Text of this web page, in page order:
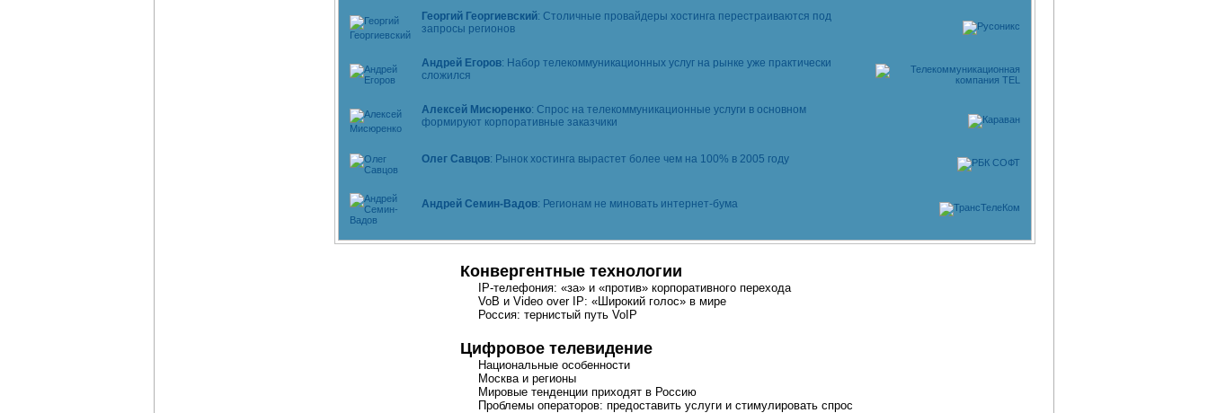
Георгий Георгиевский: Столичные провайдеры хостинга перестраиваются под
запросы регионов
Андрей Егоров: Набор телекоммуникационных услуг на рынке уже практически
сложился
Алексей Мисюренко: Спрос на телекоммуникационные услуги в основном
формируют корпоративные заказчики
Олег Савцов: Рынок хостинга вырастет более чем на 100% в 2005 году
Андрей Семин-Вадов: Регионам не миновать интернет-бума
Конвергентные технологии
IP-телефония: «за» и «против» корпоративного перехода
VoB и Video over IP: «Широкий голос» в мире
Россия: тернистый путь VoIP
Цифровое телевидение
Национальные особенности
Москва и регионы
Мировые тенденции приходят в Россию
Проблемы операторов: предоставить услуги и стимулировать спрос